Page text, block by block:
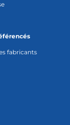
fabricants